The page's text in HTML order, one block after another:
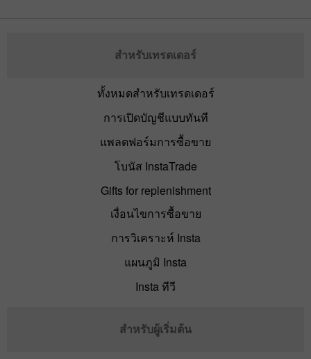
สำหรับเทรดเดอร์
ทั้งหมดสำหรับเทรดเดอร์
การเปิดบัญชีแบบทันที
แพลตฟอร์มการซื้อขาย
โบนัส InstaTrade
Gifts for replenishment
เงื่อนไขการซื้อขาย
การวิเคราะห์ Insta
แผนภูมิ Insta
Insta ทีวี
สำหรับผู้เริ่มต้น